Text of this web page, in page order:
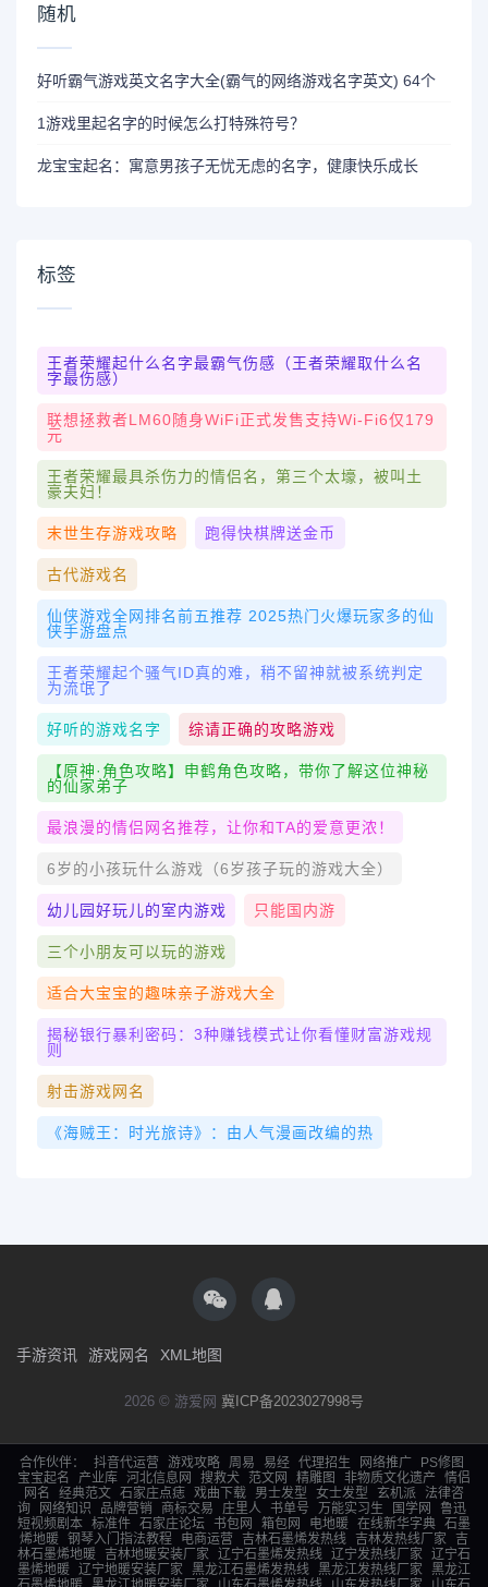
随机
好听霸气游戏英文名字大全(霸气的网络游戏名字英文) 64个
1游戏里起名字的时候怎么打特殊符号？
龙宝宝起名：寓意男孩子无忧无虑的名字，健康快乐成长
标签
王者荣耀起什么名字最霸气伤感（王者荣耀取什么名
字最伤感）
联想拯救者LM60随身WiFi正式发售支持Wi-Fi6仅179
元
王者荣耀最具杀伤力的情侣名，第三个太壕，被叫土
豪夫妇！
末世生存游戏攻略 跑得快棋牌送金币
古代游戏名
仙侠游戏全网排名前五推荐 2025热门火爆玩家多的仙
侠手游盘点
王者荣耀起个骚气ID真的难，稍不留神就被系统判定
为流氓了
好听的游戏名字 综请正确的攻略游戏
【原神·角色攻略】申鹤角色攻略，带你了解这位神秘
的仙家弟子
最浪漫的情侣网名推荐，让你和TA的爱意更浓！
6岁的小孩玩什么游戏（6岁孩子玩的游戏大全）
幼儿园好玩儿的室内游戏 只能国内游
三个小朋友可以玩的游戏
适合大宝宝的趣味亲子游戏大全
揭秘银行暴利密码：3种赚钱模式让你看懂财富游戏规
则
射击游戏网名
《海贼王：时光旅诗》：由人气漫画改编的热
手游资讯 游戏网名 XML地图
2026 © 游爱网 冀ICP备2023027998号
合作伙伴： 抖音代运营 游戏攻略 周易 易经 代理招生 网络推广
PS修图
宝宝起名
产业库 河北信息网 搜救犬 范文网 精雕图 非物质文化遗产
情侣
网名
经典范文 石家庄点痣 戏曲下载 男士发型 女士发型 玄机派
法律咨
询
网络知识 品牌营销 商标交易 庄里人 书单号 万能实习生 国学网
鲁迅
短视频剧本 标准件 石家庄论坛 书包网 箱包网 电地暖 在线新华字典 石墨
烯地暖 钢琴入门指法教程 电商运营 吉林石墨烯发热线 吉林发热线厂家
吉
林石墨烯地暖
吉林地暖安装厂家 辽宁石墨烯发热线 辽宁发热线厂家
辽宁石
墨烯地暖 辽宁地暖安装厂家 黑龙江石墨烯发热线 黑龙江发热线厂家
黑龙江